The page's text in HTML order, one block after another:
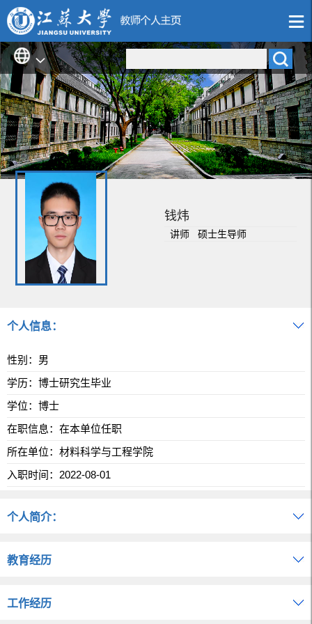
钱炜
讲师 硕士生导师
个人信息：
性别：男
学历：博士研究生毕业
学位：博士
在职信息：在本单位任职
所在单位：材料科学与工程学院
入职时间：2022-08-01
个人简介：
教育经历
工作经历